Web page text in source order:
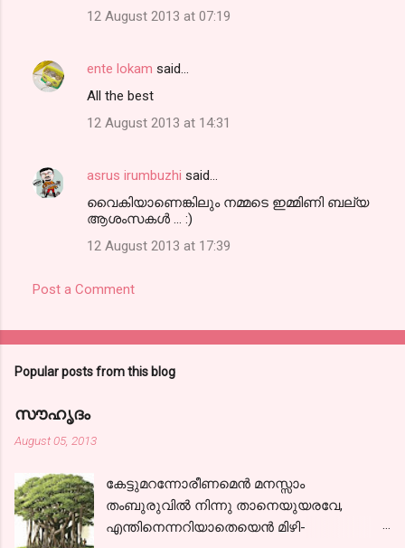
12 August 2013 at 07:19
ente lokam said…
All the best
12 August 2013 at 14:31
asrus irumbuzhi said…
വൈകിയാണെങ്കിലും നമ്മടെ ഇമ്മിണി ബല്യ
ആശംസകള്‍ ... :)
12 August 2013 at 17:39
Post a Comment
Popular posts from this blog
സൗഹൃദം
August 05, 2013
കേട്ടുമറന്നോരീണമെന്‍ മനസ്സാം
തംബുരുവില്‍ നിന്നു താനെയുയരവേ,
എന്തിനെന്നറിയാതെയെന്‍ മിഴി-